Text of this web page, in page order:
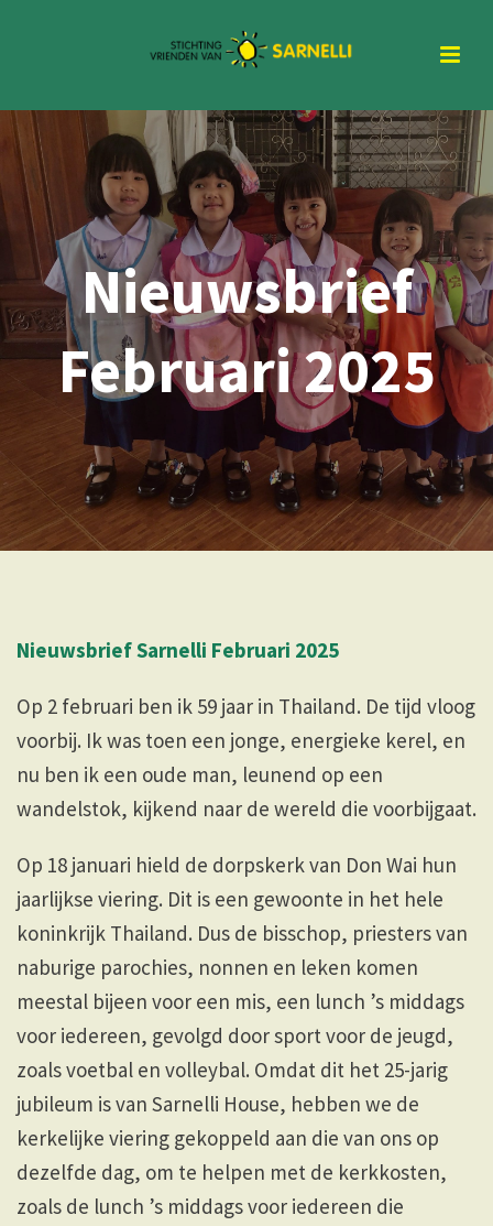
Nieuwsbrief
Februari 2025
Nieuwsbrief Sarnelli Februari 2025
Op 2 februari ben ik 59 jaar in Thailand. De tijd vloog
voorbij. Ik was toen een jonge, energieke kerel, en
nu ben ik een oude man, leunend op een
wandelstok, kijkend naar de wereld die voorbijgaat.
Op 18 januari hield de dorpskerk van Don Wai hun
jaarlijkse viering. Dit is een gewoonte in het hele
koninkrijk Thailand. Dus de bisschop, priesters van
naburige parochies, nonnen en leken komen
meestal bijeen voor een mis, een lunch ’s middags
voor iedereen, gevolgd door sport voor de jeugd,
zoals voetbal en volleybal. Omdat dit het 25-jarig
jubileum is van Sarnelli House, hebben we de
kerkelijke viering gekoppeld aan die van ons op
dezelfde dag, om te helpen met de kerkkosten,
zoals de lunch ’s middags voor iedereen die